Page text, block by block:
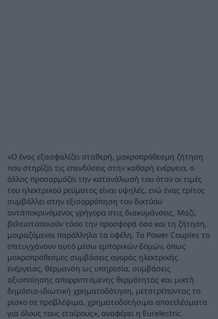
«Ο ένας εξασφαλίζει σταθερή, μακροπρόθεσμη ζήτηση
που στηρίζει τις επενδύσεις στην καθαρή ενέργεια, ο
άλλος προσαρμόζει την κατανάλωσή του όταν οι τιμές
του ηλεκτρικού ρεύματος είναι υψηλές, ενώ ένας τρίτος
συμβάλλει στην εξισορρόπηση του δικτύου
ανταποκρινόμενος γρήγορα στις διακυμάνσεις. Μαζί,
βελτιστοποιούν τόσο την προσφορά όσο και τη ζήτηση,
μοιραζόμενοι παράλληλα τα οφέλη. Τα Power Couples το
επιτυγχάνουν αυτό μέσω εμπορικών δομών, όπως
μακροπρόθεσμες συμβάσεις αγοράς ηλεκτρικής
ενέργειας, θέρμανση ως υπηρεσία, συμβάσεις
αξιοποίησης απορριπτόμενης θερμότητας και μικτή
δημόσια-ιδιωτική χρηματοδότηση, μετατρέποντας το
ρίσκο σε προβλέψιμα, χρηματοδοτήσιμα αποτελέσματα
για όλους τους εταίρους», αναφέρει η Eurelectric.